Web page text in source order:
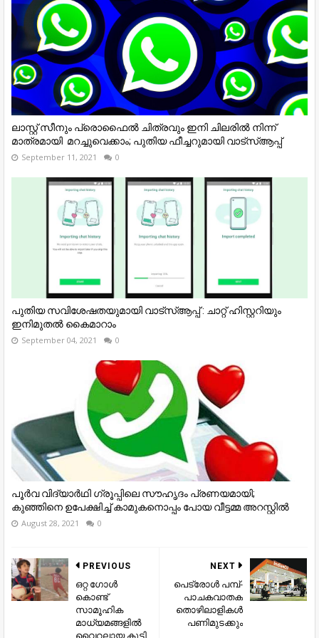
ലാസ്റ്റ്​ സീനും പ്രൊഫൈൽ ചിത്രവും ഇനി ചിലരിൽ നിന്ന്
മാത്രമായി​ ​ മറച്ചുവെക്കാം; പുതിയ ഫീച്ചറുമായി വാട്​സ്​ആപ്പ്​
September 11, 2021 0
പുതിയ സവിശേഷതയുമായി വാട്സ്ആപ്പ് : ചാറ്റ് ഹിസ്റ്ററിയും
ഇനിമുതൽ കൈമാറാം
September 04, 2021 0
പൂർവ വിദ്യാർഥി ഗ്രൂപ്പിലെ സൗഹൃദം പ്രണയമായി;
കുഞ്ഞിനെ ഉപേക്ഷിച്ച് കാമുകനൊപ്പം പോയ വീട്ടമ്മ അറസ്റ്റിൽ
August 28, 2021 0
NEXT
പെട്രോൾ പമ്പ്-
പാചകവാതക
തൊഴിലാളികൾ
പണിമുടക്കും
PREVIOUS
ഒറ്റ ഗോൾ
കൊണ്ട്
സാമൂഹിക
മാധ്യമങ്ങളിൽ
വൈറലായ കുട്ടി